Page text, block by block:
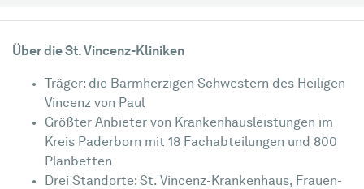
Über die St. Vincenz-Kliniken
Träger: die Barmherzigen Schwestern des Heiligen
Vincenz von Paul
Größter Anbieter von Krankenhausleistungen im
Kreis Paderborn mit 18 Fachabteilungen und 800
Planbetten
Drei Standorte: St. Vincenz-Krankenhaus, Frauen-